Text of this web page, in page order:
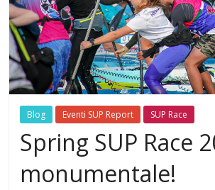
Blog Eventi SUP Report SUP Race
Spring SUP Race
monumentale!